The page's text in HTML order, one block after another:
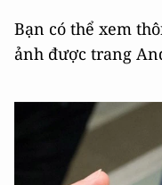
Bạn có thể xem
ảnh được trang